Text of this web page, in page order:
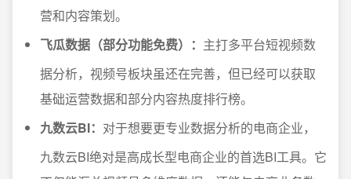
营和内容策划。
飞瓜数据（部分功能免费）： 主打多平台短视频数
据分析，视频号板块虽还在完善，但已经可以获取
基础运营数据和部分内容热度排行榜。
九数云BI： 对于想要更专业数据分析的电商企业，
九数云BI绝对是高成长型电商企业的首选BI工具。它